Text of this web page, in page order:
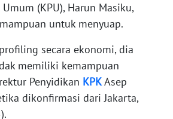
(KPU), Harun Masiku,
untuk menyuap.
secara ekonomi, dia
memiliki kemampuan
Penyidikan KPKAsep
dikonfirmasi dari Jakarta,